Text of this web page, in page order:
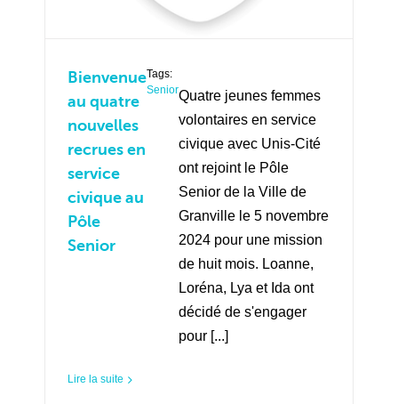
Bienvenue
au quatre
nouvelles
recrues en
service
civique au
Pôle
Senior
Tags:
SeniorQuatre jeunes femmes
volontaires en service
civique avec Unis-Cité
ont rejoint le Pôle
Senior de la Ville de
Granville le 5 novembre
2024 pour une mission
de huit mois. Loanne,
Loréna, Lya et Ida ont
décidé de s'engager
pour [...]
Lire la suite